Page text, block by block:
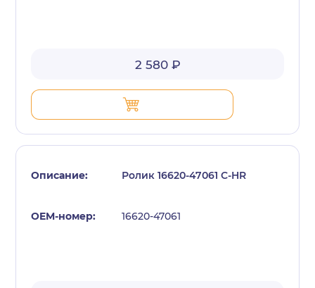
2 580 ₽
Ролик 16620-47061 C-HR
16620-47061